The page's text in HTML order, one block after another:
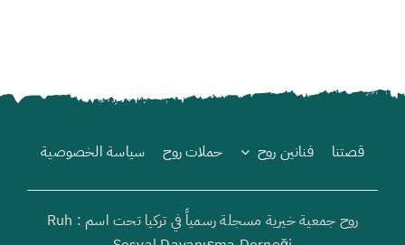
قصتنا فنانين روح حملات روح سياسة الخصوصية
روح جمعية خيرية مسجلة رسمياً في تركيا تحت اسم : Ruh